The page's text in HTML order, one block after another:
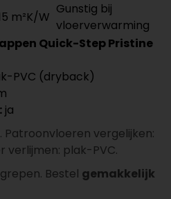
m²K/W
Gunstig bij
vloerverwarming
Quick-Step Pristine
PVC (dryback)
ja
vergelijken:
verlijmen: plak-PVC.
Bestel gemakkelijk